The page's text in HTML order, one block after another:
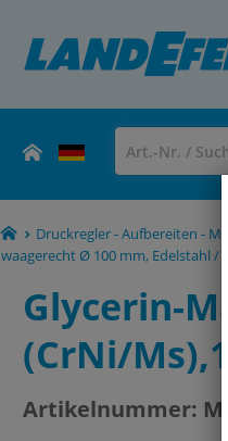
Druckregler - Aufbereiten -
waagerecht Ø 100 mm, Edelstahl /
Glycerin-
(CrNi/
Artikelnummer: